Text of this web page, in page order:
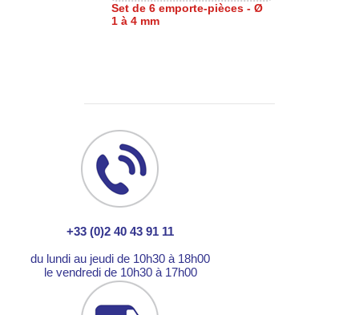
Set de 6 emporte-pièces - Ø
1 à 4 mm
+33 (0)2 40 43 91 11
du lundi au jeudi de 10h30 à 18h00
le vendredi de 10h30 à 17h00